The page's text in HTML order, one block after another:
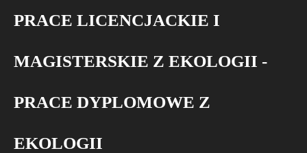
PRACE LICENCJACKIE I
MAGISTERSKIE Z EKOLOGII -
PRACE DYPLOMOWE Z
EKOLOGII